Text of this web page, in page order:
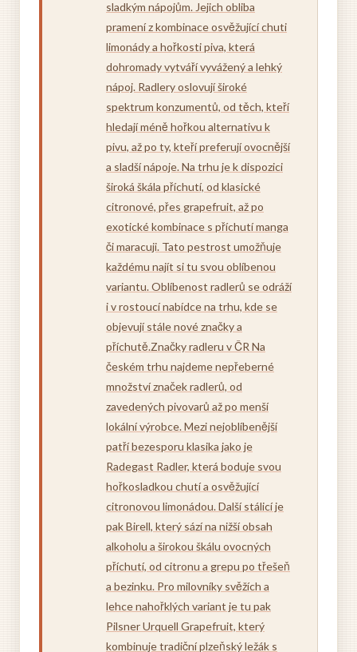
sladkým nápojům. Jejich obliba
pramení z kombinace osvěžující chuti
limonády a hořkosti piva, která
dohromady vytváří vyvážený a lehký
nápoj. Radlery oslovují široké
spektrum konzumentů, od těch, kteří
hledají méně hořkou alternativu k
pivu, až po ty, kteří preferují ovocnější
a sladší nápoje. Na trhu je k dispozici
široká škála příchutí, od klasické
citronové, přes grapefruit, až po
exotické kombinace s příchutí manga
či maracuji. Tato pestrost umožňuje
každému najít si tu svou oblíbenou
variantu. Oblíbenost radlerů se odráží
i v rostoucí nabídce na trhu, kde se
objevují stále nové značky a
příchutě.Značky radleru v ČR Na
českém trhu najdeme nepřeberné
množství značek radlerů, od
zavedených pivovarů až po menší
lokální výrobce. Mezi nejoblíbenější
patří bezesporu klasika jako je
Radegast Radler, která boduje svou
hořkosladkou chutí a osvěžující
citronovou limonádou. Další stálicí je
pak Birell, který sází na nižší obsah
alkoholu a širokou škálu ovocných
příchutí, od citronu a grepu po třešeň
a bezinku. Pro milovníky svěžích a
lehce nahořklých variant je tu pak
Pilsner Urquell Grapefruit, který
kombinuje tradiční plzeňský ležák s